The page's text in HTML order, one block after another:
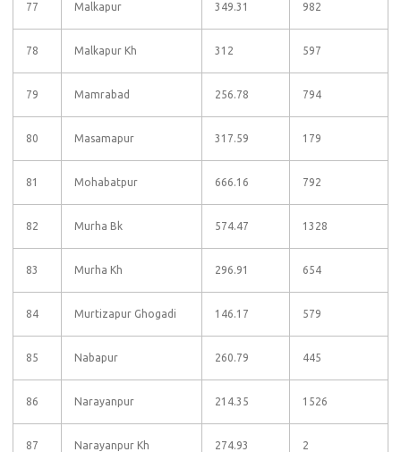
77 Malkapur 349.31 982
78 Malkapur Kh 312 597
79 Mamrabad 256.78 794
80 Masamapur 317.59 179
81 Mohabatpur 666.16 792
82 Murha Bk 574.47 1328
83 Murha Kh 296.91 654
84 Murtizapur Ghogadi 146.17 579
85 Nabapur 260.79 445
86 Narayanpur 214.35 1526
87 Narayanpur Kh 274.93 2